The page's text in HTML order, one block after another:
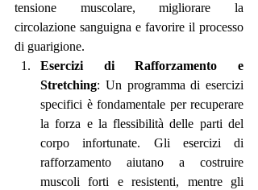
tensione muscolare, migliorare la
circolazione sanguigna e favorire il processo
di guarigione.
Esercizi di Rafforzamento e
Stretching: Un programma di esercizi
specifici è fondamentale per recuperare
la forza e la flessibilità delle parti del
corpo infortunate. Gli esercizi di
rafforzamento aiutano a costruire
muscoli forti e resistenti, mentre gli